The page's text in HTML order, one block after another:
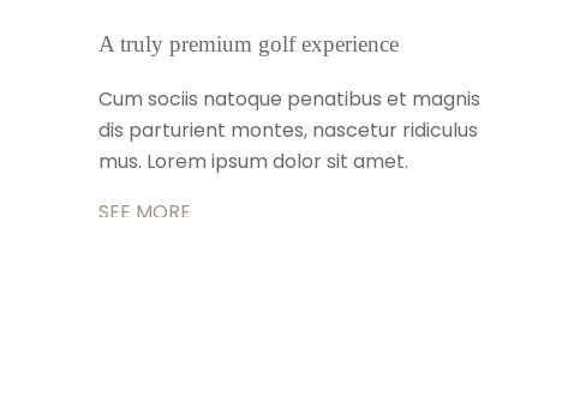
A truly premium golf experience
Cum sociis natoque penatibus et magnis
dis parturient montes, nascetur ridiculus
mus. Lorem ipsum dolor sit amet.
SEE MORE